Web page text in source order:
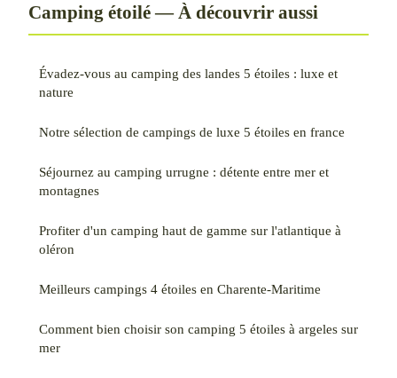
Camping étoilé — À découvrir aussi
Évadez-vous au camping des landes 5 étoiles : luxe et
nature
Notre sélection de campings de luxe 5 étoiles en france
Séjournez au camping urrugne : détente entre mer et
montagnes
Profiter d'un camping haut de gamme sur l'atlantique à
oléron
Meilleurs campings 4 étoiles en Charente-Maritime
Comment bien choisir son camping 5 étoiles à argeles sur
mer